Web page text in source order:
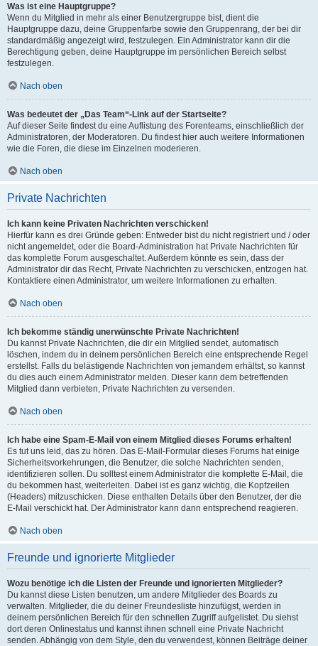
Was ist eine Hauptgruppe?
Wenn du Mitglied in mehr als einer Benutzergruppe bist, dient die
Hauptgruppe dazu, deine Gruppenfarbe sowie den Gruppenrang, der bei dir
standardmäßig angezeigt wird, festzulegen. Ein Administrator kann dir die
Berechtigung geben, deine Hauptgruppe im persönlichen Bereich selbst
festzulegen.
Nach oben
Was bedeutet der „Das Team“-Link auf der Startseite?
Auf dieser Seite findest du eine Auflistung des Forenteams, einschließlich der
Administratoren, der Moderatoren. Du findest hier auch weitere Informationen
wie die Foren, die diese im Einzelnen moderieren.
Nach oben
Private Nachrichten
Ich kann keine Privaten Nachrichten verschicken!
Hierfür kann es drei Gründe geben: Entweder bist du nicht registriert und / oder
nicht angemeldet, oder die Board-Administration hat Private Nachrichten für
das komplette Forum ausgeschaltet. Außerdem könnte es sein, dass der
Administrator dir das Recht, Private Nachrichten zu verschicken, entzogen hat.
Kontaktiere einen Administrator, um weitere Informationen zu erhalten.
Nach oben
Ich bekomme ständig unerwünschte Private Nachrichten!
Du kannst Private Nachrichten, die dir ein Mitglied sendet, automatisch
löschen, indem du in deinem persönlichen Bereich eine entsprechende Regel
erstellst. Falls du belästigende Nachrichten von jemandem erhältst, so kannst
du dies auch einem Administrator melden. Dieser kann dem betreffenden
Mitglied dann verbieten, Private Nachrichten zu versenden.
Nach oben
Ich habe eine Spam-E-Mail von einem Mitglied dieses Forums erhalten!
Es tut uns leid, das zu hören. Das E-Mail-Formular dieses Forums hat einige
Sicherheitsvorkehrungen, die Benutzer, die solche Nachrichten senden,
identifizieren sollen. Du solltest einem Administrator die komplette E-Mail, die
du bekommen hast, weiterleiten. Dabei ist es ganz wichtig, die Kopfzeilen
(Headers) mitzuschicken. Diese enthalten Details über den Benutzer, der die
E-Mail verschickt hat. Der Administrator kann dann entsprechend reagieren.
Nach oben
Freunde und ignorierte Mitglieder
Wozu benötige ich die Listen der Freunde und ignorierten Mitglieder?
Du kannst diese Listen benutzen, um andere Mitglieder des Boards zu
verwalten. Mitglieder, die du deiner Freundesliste hinzufügst, werden in
deinem persönlichen Bereich für den schnellen Zugriff aufgelistet. Du siehst
dort deren Onlinestatus und kannst ihnen schnell eine Private Nachricht
senden. Abhängig von dem Style, den du verwendest, können Beiträge deiner